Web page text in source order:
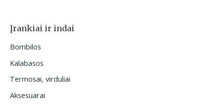
Įrankiai ir indai
Bombilos
Kalabasos
Termosai, virduliai
Aksesuarai